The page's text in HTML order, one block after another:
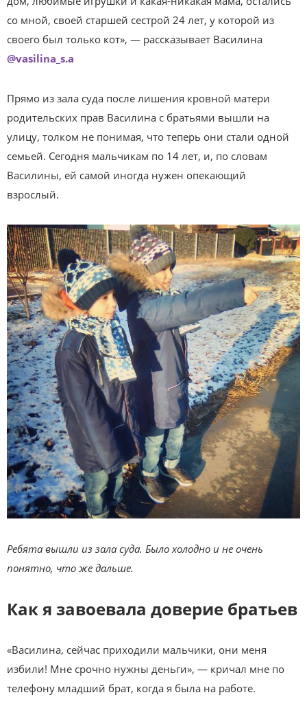
со мной, своей старшей сестрой 24 лет, у которой из
своего был только кот», — рассказывает Василина
@vasilina_s.a
Прямо из зала суда после лишения кровной матери
родительских прав Василина с братьями вышли на
улицу, толком не понимая, что теперь они стали одной
семьей. Сегодня мальчикам по 14 лет, и, по словам
Василины, ей самой иногда нужен опекающий
взрослый.
Ребята вышли из зала суда. Было холодно и не очень
понятно, что же дальше.
Как я завоевала доверие братьев
«Василина, сейчас приходили мальчики, они меня
избили! Мне срочно нужны деньги», — кричал мне по
телефону младший брат, когда я была на работе.